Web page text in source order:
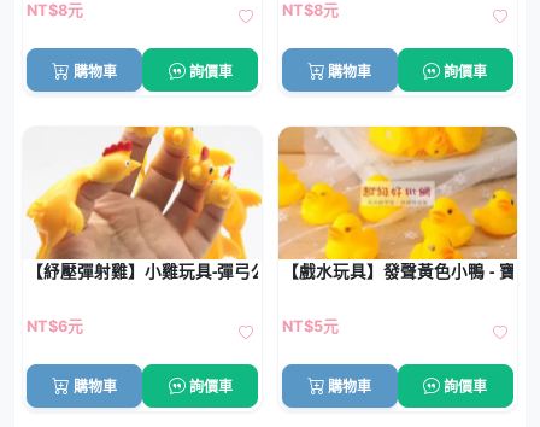
NT$8元
購物車 詢價車
NT$8元
購物車 詢價車
【紓壓彈射雞】小雞玩具-彈弓公雞搞笑減壓器
NT$6元
購物車 詢價車
【戲水玩具】發聲黃色小鴨 - 寶
NT$5元
購物車 詢價車